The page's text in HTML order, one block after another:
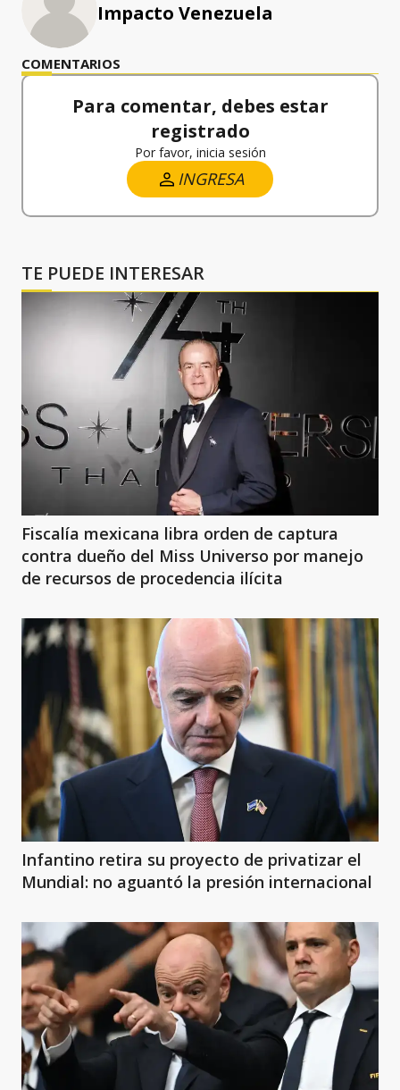
Impacto Venezuela
COMENTARIOS
Para comentar, debes estar
registrado
Por favor, inicia sesión
INGRESA
TE PUEDE INTERESAR
Fiscalía mexicana libra orden de captura
contra dueño del Miss Universo por manejo
de recursos de procedencia ilícita
Infantino retira su proyecto de privatizar el
Mundial: no aguantó la presión internacional